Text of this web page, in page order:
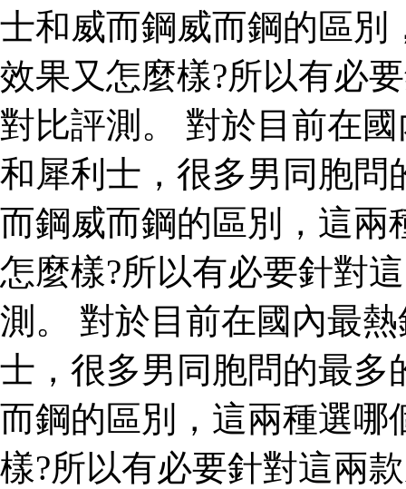
士和威而鋼威而鋼的區別
效果又怎麼樣?所以有必
對比評測。 對於目前在
和犀利士，很多男同胞問
而鋼威而鋼的區別，這兩
怎麼樣?所以有必要針對
測。 對於目前在國內最
士，很多男同胞問的最多
而鋼的區別，這兩種選哪
樣?所以有必要針對這兩